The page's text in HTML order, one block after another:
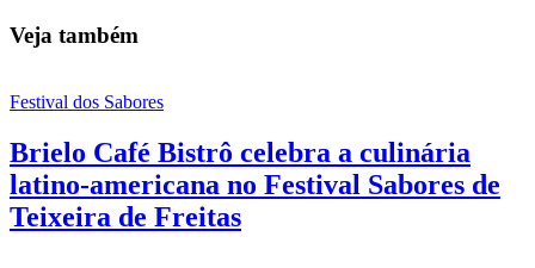
Veja também
Festival dos Sabores
Brielo Café Bistrô celebra a culinária
latino-americana no Festival Sabores de
Teixeira de Freitas